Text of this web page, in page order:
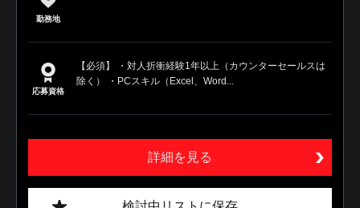
勤務地
応募資格
【必須】 ・対人折衝経験1年以上（カウンターセールスは
除く） ・PCスキル（Excel、Word...
詳細を見る